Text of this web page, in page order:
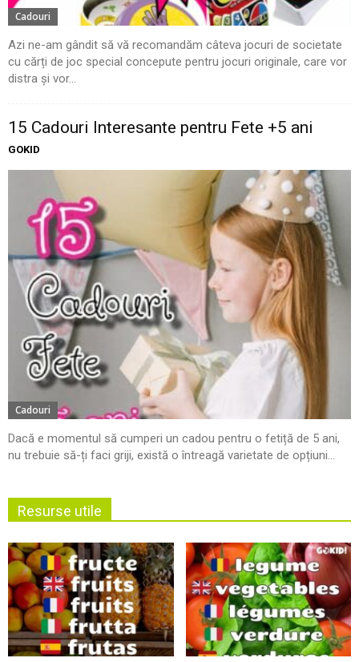
Cadouri
Azi ne-am gândit să vă recomandăm câteva jocuri de societate
cu cărți de joc special concepute pentru jocuri originale, care vor
distra și vor...
15 Cadouri Interesante pentru Fete +5 ani
GOKID
Cadouri
Dacă e momentul să cumperi un cadou pentru o fetiță de 5 ani,
nu trebuie să-ți faci griji, există o întreagă varietate de opțiuni...
Resurse utile